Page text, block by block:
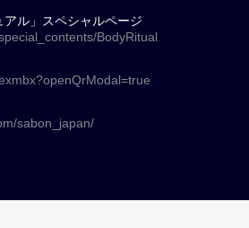
アル」スペシャルページ
BodyRitual
sabon_japan/